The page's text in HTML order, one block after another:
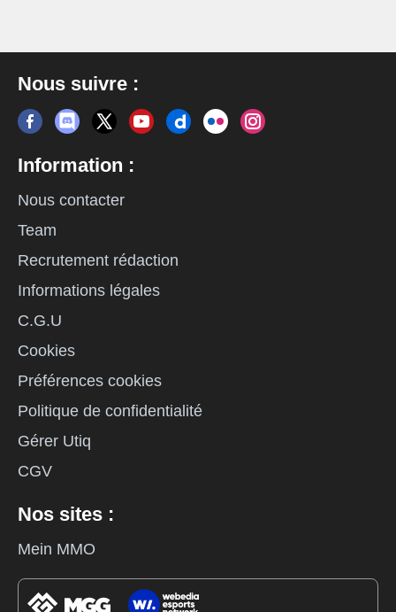
Nous suivre :
Information :
Nous contacter
Team
Recrutement rédaction
Informations légales
C.G.U
Cookies
Préférences cookies
Politique de confidentialité
Gérer Utiq
CGV
Nos sites :
Mein MMO